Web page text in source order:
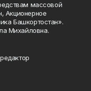
массовой
Акционерное
Башкортостан».
Михайловна.